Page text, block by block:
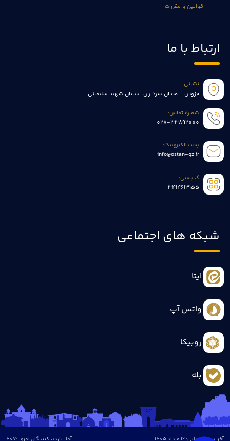
قوانین و مقررات
ارتباط با ما
نشانی:
قزوین - میدان سرداران-خیابان شهید سلیمانی
شماره تماس:
028-33892000
پست الکترونیک:
info@ostan-qz.ir
کدپستی:
3414613155
شبکه های اجتماعی
ایتا
واتس آپ
روبیکا
بله